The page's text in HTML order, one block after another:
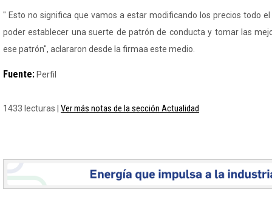
" Esto no significa que vamos a estar modificando los precios todo
poder establecer una suerte de patrón de conducta y tomar las
ese patrón", aclararon desde la firmaa este medio.
Fuente: Perfil
1433 lecturas | Ver más notas de la sección Actualidad